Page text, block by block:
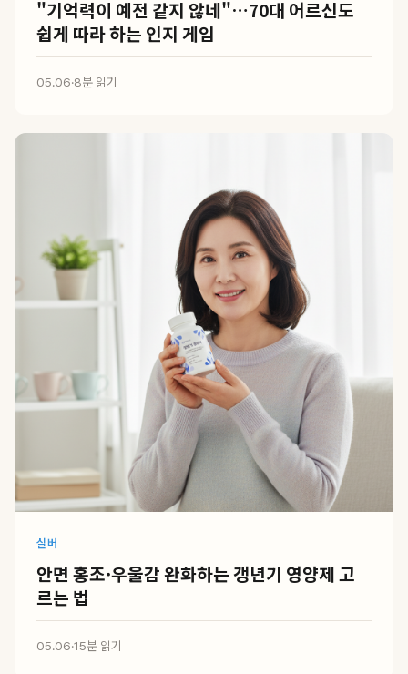
"기억력이 예전 같지 않네"…70대 어르신도
쉽게 따라 하는 인지 게임
05.06·8분 읽기
실버
안면 홍조·우울감 완화하는 갱년기 영양제 고
르는 법
05.06·15분 읽기